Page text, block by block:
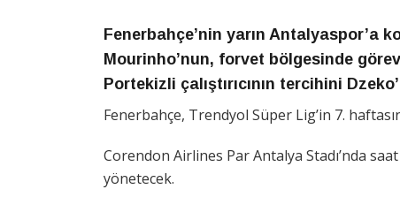
Fenerbahçe’nin yarın Antalyaspor’a
Mourinho’nun, forvet bölgesinde
Portekizli çalıştırıcının tercihini
Fenerbahçe, Trendyol Süper Lig’in 7.
Corendon Airlines Par Antalya Stadı’nda
yönetecek.